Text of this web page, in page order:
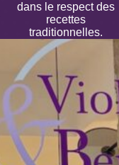
dans le respect des
recettes
traditionnelles.